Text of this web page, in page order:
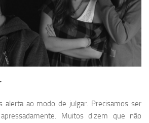
alerta ao modo de julgar. Precisamos ser
Muitos dizem que não